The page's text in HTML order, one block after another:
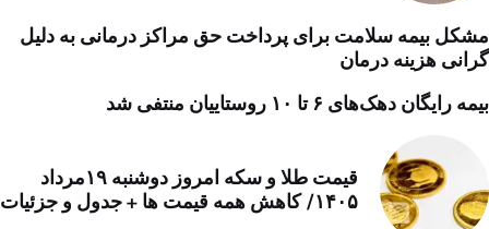
مشکل بیمه سلامت برای پرداخت حق مراکز درمانی به دلیل
گرانی هزینه درمان
بیمه رایگان دهک‌های ۶ تا ۱۰ روستاییان منتفی شد
قیمت طلا و سکه امروز دوشنبه ۱۹مرداد
۱۴۰۵/ کاهش همه قیمت ها + جدول و جزئیات